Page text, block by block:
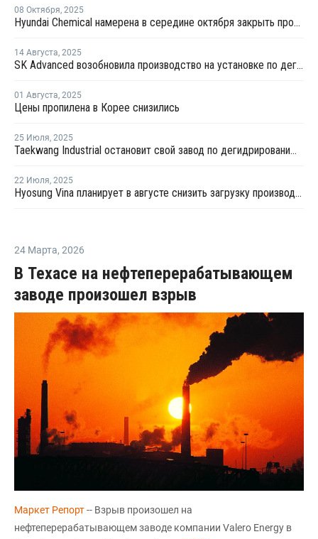
08 Октября, 2025
Hyundai Chemical намерена в середине октября закрыть производство на крекинг-установке в Даэсане на ремонт
14 Августа, 2025
SK Advanced возобновила производство на установке по дегидрированию пропана в Ульсане
01 Августа, 2025
Цены пропилена в Корее снизились
25 Июля, 2025
Taekwang Industrial остановит свой завод по дегидрированию пропана в Южной Корее
22 Июля, 2025
Hyosung Vina планирует в августе снизить загрузку производства пропилена во Вьетнаме до 90%
24 Марта, 2026
В Техасе на нефтеперерабатывающем
заводе произошел взрыв
Маркет Репорт-- Взрыв произошел на
нефтеперерабатывающем заводе компании Valero Energy в